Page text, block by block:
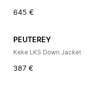
645 €
PEUTEREY
Keke LKS Down Jacket
387 €